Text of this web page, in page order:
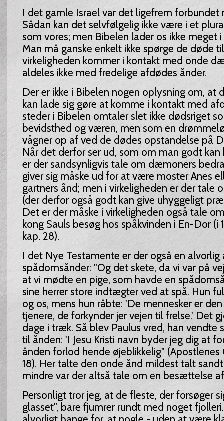
I det gamle Israel var det ligefrem forbundet
Sådan kan det selvfølgelig ikke være i et
som vores; men Bibelen lader os ikke meget
Man må ganske enkelt ikke spørge de døde
virkeligheden kommer i kontakt med onde
aldeles ikke med fredelige afdødes ånder.
Der er ikke i Bibelen nogen oplysning om, at
kan lade sig gøre at komme i kontakt med
steder i Bibelen omtaler slet ikke dødsriget
bevidsthed og væren, men som en
vågner op af ved de dødes opstandelse på
Når det derfor ser ud, som om man godt kan
er der sandsynligvis tale om dæmoners
giver sig måske ud for at være moster Anes
gartners ånd; men i virkeligheden er der tale
(der derfor også godt kan give uhyggeligt
Det er der måske i virkeligheden også tale
kong Sauls besøg hos spåkvinden i En-Dor (i
kap. 28).
I det Nye Testamente er der også en alvorlig
spådomsånder: "Og det skete, da vi var på
at vi mødte en pige, som havde en
sine herrer store indtægter ved at spå. Hun
og os, mens hun råbte: 'De mennesker er
tjenere, de forkynder jer vejen til frelse.' Det
dage i træk. Så blev Paulus vred, han vendte
til ånden: 'I Jesu Kristi navn byder jeg dig at
ånden forlod hende øjeblikkelig" (Apostlenes
18). Her talte den onde ånd mildest talt
mindre var der altså tale om en besættelse
Personligt tror jeg, at de fleste, der forsøger
glasset", bare fjumrer rundt med noget